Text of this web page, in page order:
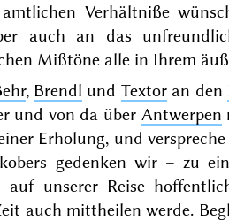
Verhältniße
auch an das
Mißtöne alle in Ihrem
, Brendl und Textoran den
und von da über Antwerpen
Erholung, und
gedenken wir – zu
unserer Reise
auch mittheilen werde.